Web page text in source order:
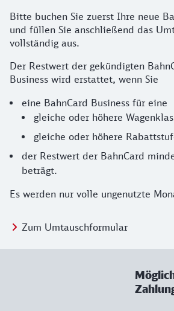
Bitte buchen Sie zuerst Ihre neue
und füllen Sie anschließend das
vollständig aus.
Der Restwert der gekündigten
Business wird erstattet, wenn Sie
eine BahnCard Business für eine
gleiche oder höhere
gleiche oder höhere
der Restwert der BahnCard
beträgt.
Es werden nur volle ungenutzte
Zum Umtauschformular